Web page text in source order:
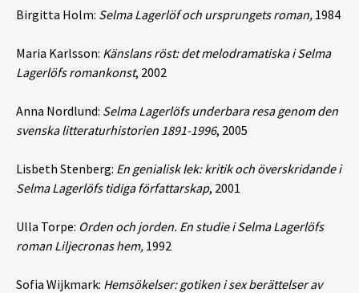
Birgitta Holm: Selma Lagerlöf och ursprungets roman, 1984
Maria Karlsson: Känslans röst: det melodramatiska i Selma
Lagerlöfs romankonst, 2002
Anna Nordlund: Selma Lagerlöfs underbara resa genom den
svenska litteraturhistorien 1891-1996, 2005
Lisbeth Stenberg: En genialisk lek: kritik och överskridande i
Selma Lagerlöfs tidiga författarskap, 2001
Ulla Torpe: Orden och jorden. En studie i Selma Lagerlöfs
roman Liljecronas hem, 1992
Sofia Wijkmark: Hemsökelser: gotiken i sex berättelser av